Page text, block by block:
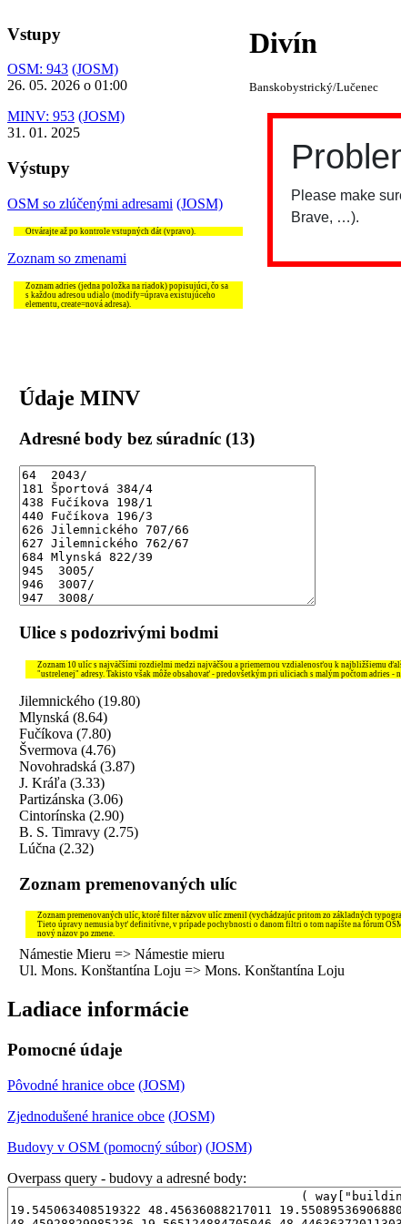
Vstupy
OSM: 943 (JOSM)
26. 05. 2026 o 01:00
MINV: 953 (JOSM)
31. 01. 2025
Výstupy
OSM so zlúčenými adresami (JOSM)
Otvárajte až po kontrole vstupných dát (vpravo).
Zoznam so zmenami
Zoznam adries (jedna položka na riadok) popisujúci, čo sa
s každou adresou udialo (modify=úprava existujúceho
elementu, create=nová adresa).
Divín
Banskobystrický/Lučenec
Údaje MINV
Adresné body bez súradníc (13)
Ulice s podozrivými bodmi
Zoznam 10 ulíc s najväčšími rozdielmi medzi najväčšou a priemernou vzdialenosťou k najbližšiemu
"ustrelenej" adresy. Takisto však môže obsahovať - predovšetkým pri uliciach s malým počtom adries -
Jilemnického (19.80)
Mlynská (8.64)
Fučíkova (7.80)
Švermova (4.76)
Novohradská (3.87)
J. Kráľa (3.33)
Partizánska (3.06)
Cintorínska (2.90)
B. S. Timravy (2.75)
Lúčna (2.32)
Zoznam premenovaných ulíc
Zoznam premenovaných ulíc, ktoré filter názvov ulíc zmenil (vychádzajúc pritom zo základných
Tieto úpravy nemusia byť definitívne, v prípade pochybnosti o danom filtri o tom napíšte na fórum
nový názov po zmene.
Námestie Mieru => Námestie mieru
Ul. Mons. Konštantína Loju => Mons. Konštantína Loju
Ladiace informácie
Pomocné údaje
Pôvodné hranice obce (JOSM)
Zjednodušené hranice obce (JOSM)
Budovy v OSM (pomocný súbor) (JOSM)
Overpass query - budovy a adresné body: